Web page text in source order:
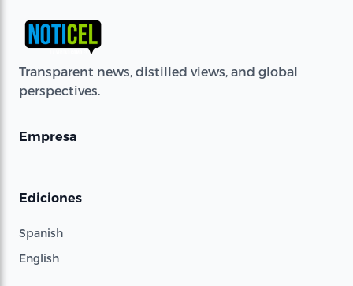
Transparent news, distilled views, and global
perspectives.
Empresa
Ediciones
Spanish
English